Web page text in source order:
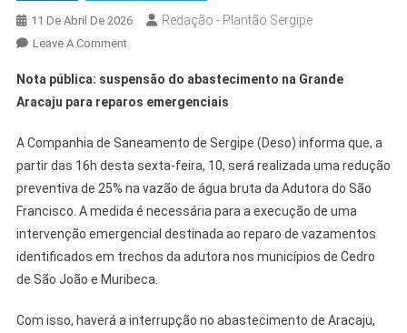
11 De Abril De 2026 Redação - Plantão Sergipe
Leave A CommentOn
Pública:
Suspensão
Abastecimento
Na
Grande
Aracaju
Para
Reparos
Emergenciais
Nota pública: suspensão do abastecimento na Grande
Aracaju para reparos emergenciais
A Companhia de Saneamento de Sergipe (Deso) informa que, a
partir das 16h desta sexta-feira, 10, será realizada uma redução
preventiva de 25% na vazão de água bruta da Adutora do São
Francisco. A medida é necessária para a execução de uma
intervenção emergencial destinada ao reparo de vazamentos
identificados em trechos da adutora nos municípios de Cedro
de São João e Muribeca.
Com isso, haverá a interrupção no abastecimento de Aracaju,